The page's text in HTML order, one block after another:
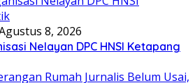
8, 2026
Nelayan DPC HNSI Ketapang